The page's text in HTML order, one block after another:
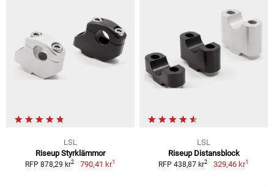
LSL
Riseup Styrklämmor
RFP 878,29 kr2 790,41 kr1
LSL
Riseup Distansblock
RFP 438,87 kr2 329,46 kr1